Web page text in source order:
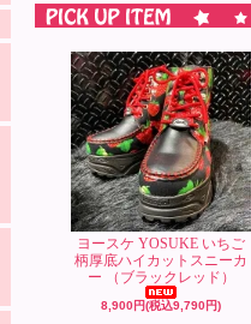
ヨースケ YOSUKE いちご
柄厚底ハイカットスニーカ
ー （ブラックレッド）
8,900円(税込9,790円)